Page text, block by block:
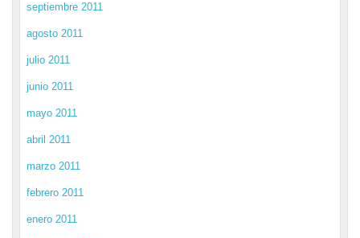
septiembre 2011
agosto 2011
julio 2011
junio 2011
mayo 2011
abril 2011
marzo 2011
febrero 2011
enero 2011